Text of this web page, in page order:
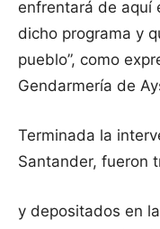
enfrentará de aquí
dicho programa y
pueblo”, como
Gendarmería de
Terminada la
Santander, fueron
y depositados en